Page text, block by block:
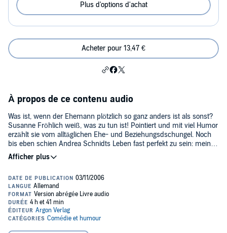
Plus d'options d'achat
Acheter pour 13,47 €
À propos de ce contenu audio
Was ist, wenn der Ehemann plötzlich so ganz anders ist als sonst?
Susanne Fröhlich weiß, was zu tun ist! Pointiert und mit viel Humor
erzählt sie vom alltäglichen Ehe- und Beziehungsdschungel. Noch
bis eben schien Andrea Schnidts Leben fast perfekt zu sein: mein
Haus, mein Auto, meine Kinder, mein Mann. Doch Christoph
verbringt neuerdings Tage und Nächte in der Kanzlei - es gebe
Merkwürdig dabei ist nur seine gute Laune. Und woher hat er diese
neue gestreifte Krawatte? Da läuft doch was! Was der kann, kann
ich schon lange, schnaubt Andrea und tritt die Flucht nach vorne
an.
Susanne Fröhlich, geboren 1962 in Frankfurt am Main, ist
erfolgreiche Fernseh- und Rundfunkmoderatorin. Sie hat mehrere
Sachbücher und Romane geschrieben, die alle zu Bestsellern
wurden. Susanne Fröhlich lebt mit ihrem Mann und ihren beiden
Kindern im Taunus.
(c)+(p)2006 Argon Verlag